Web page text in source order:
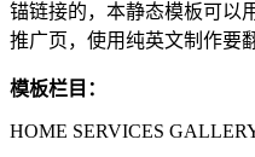
锚链接的，本静态模板可以
推广页，使用纯英文制作要
模板栏目：
HOME SERVICES